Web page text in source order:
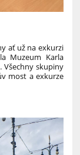
ať už na exkurzi
Muzeum Karla
Všechny skupiny
most a exkurze